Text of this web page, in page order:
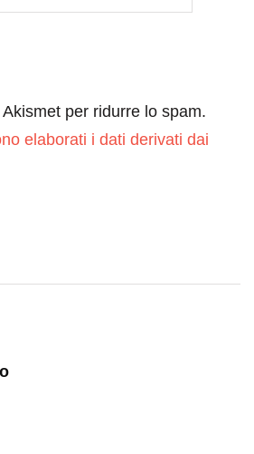
per ridurre lo spam.
elaborati i dati derivati dai